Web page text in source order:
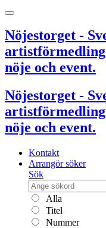
Nöjestorget -
nöje och event.
Nöjestorget -
nöje och event.
Kontakt
Arrangör söker
Sök
Alla
Titel
Nummer